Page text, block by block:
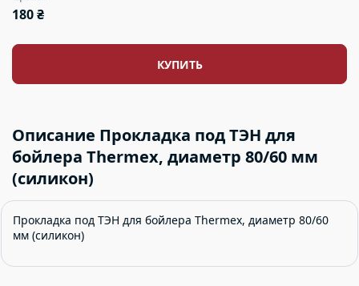
180 ₴
КУПИТЬ
Описание Прокладка под ТЭН для
бойлера Thermex, диаметр 80/60 мм
(силикон)
Прокладка под ТЭН для бойлера Thermex, диаметр 80/60
мм (силикон)